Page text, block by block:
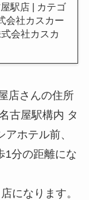
駅店 | カテゴ
会社カスカー
会社カスカ
店さんの住所
古屋駅構内 タ
ホテル前、
1分の距離にな
になります。